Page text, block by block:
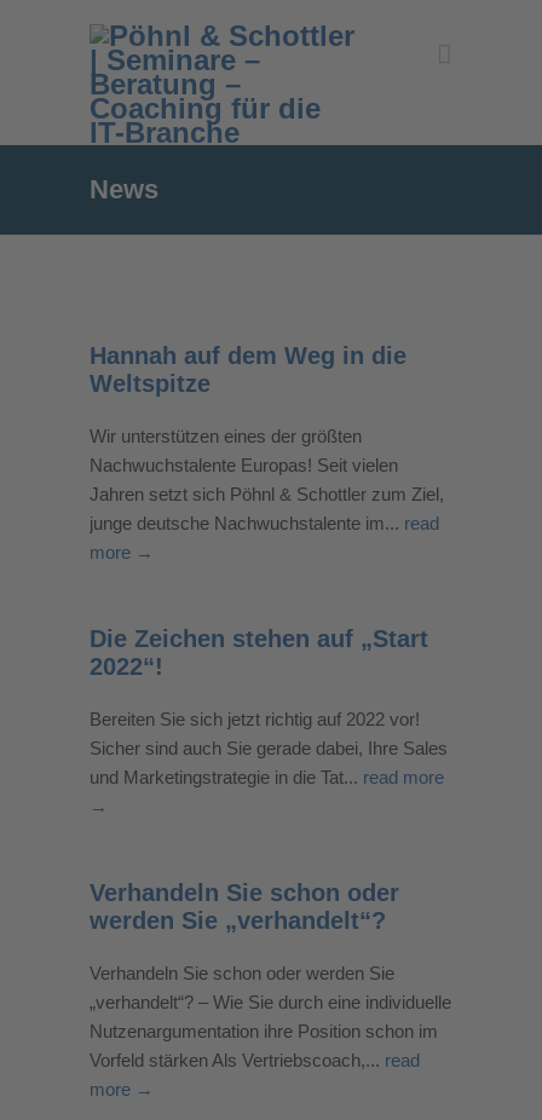
News
Hannah auf dem Weg in die
Weltspitze
Wir unterstützen eines der größten
Nachwuchstalente Europas! Seit vielen
Jahren setzt sich Pöhnl & Schottler zum Ziel,
junge deutsche Nachwuchstalente im... read
more →
Die Zeichen stehen auf „Start
2022“!
Bereiten Sie sich jetzt richtig auf 2022 vor!
Sicher sind auch Sie gerade dabei, Ihre Sales
und Marketingstrategie in die Tat... read more
→
Verhandeln Sie schon oder
werden Sie „verhandelt“?
Verhandeln Sie schon oder werden Sie
„verhandelt“? – Wie Sie durch eine individuelle
Nutzenargumentation ihre Position schon im
Vorfeld stärken Als Vertriebscoach,... read
more →